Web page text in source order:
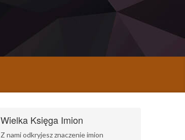
Wielka Księga Imion
Z nami odkryjesz znaczenie imion